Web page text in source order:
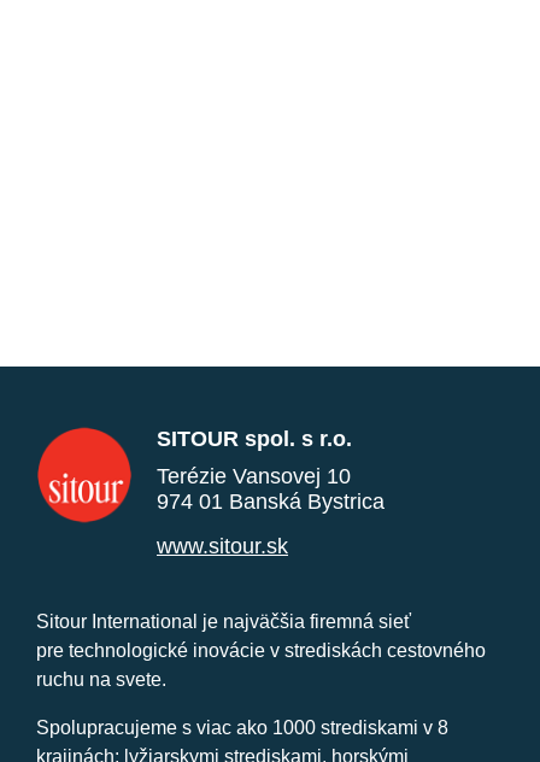
SITOUR spol. s r.o.
Terézie Vansovej 10
974 01 Banská Bystrica
www.sitour.sk
Sitour International je najväčšia firemná sieť
pre technologické inovácie v strediskách cestovného
ruchu na svete.
Spolupracujeme s viac ako 1000 strediskami v 8
krajinách: lyžiarskymi strediskami, horskými